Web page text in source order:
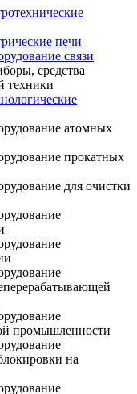
печи
связи
средства
техники
атомных
прокатных
для очистки
промышленности
на